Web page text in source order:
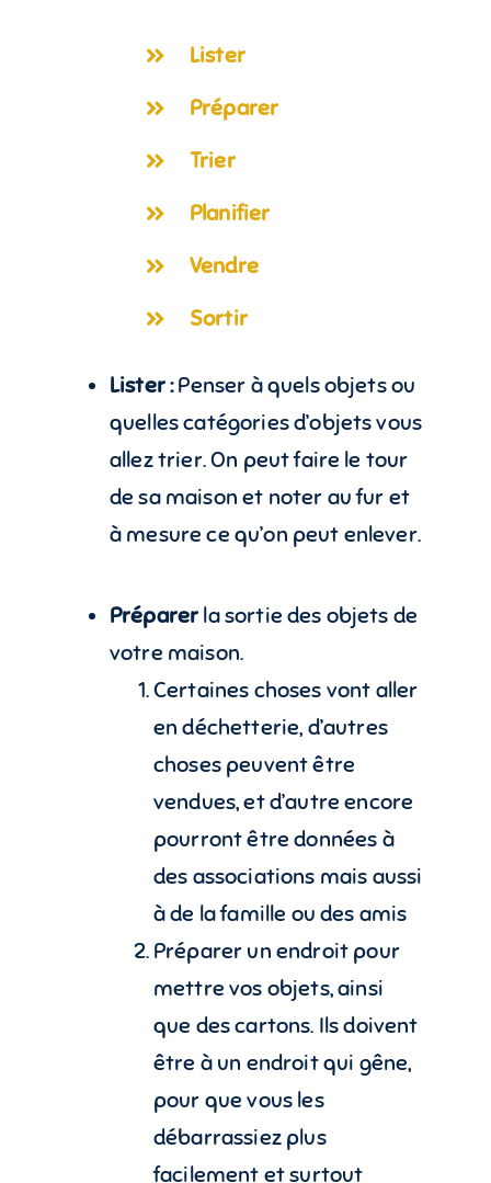
Lister
Préparer
Trier
Planifier
Vendre
Sortir
Lister :Penser à quels objets ou
quelles catégories d’objets vous
allez trier. On peut faire le tour
de sa maison et noter au fur et
à mesure ce qu’on peut enlever.
Préparer la sortie des objets de
votre maison.
Certaines choses vont aller
en déchetterie, d’autres
choses peuvent être
vendues, et d’autre encore
pourront être données à
des associations mais aussi
à de la famille ou des amis
Préparer un endroit pour
mettre vos objets, ainsi
que des cartons. Ils doivent
être à un endroit qui gêne,
pour que vous les
débarrassiez plus
facilement et surtout